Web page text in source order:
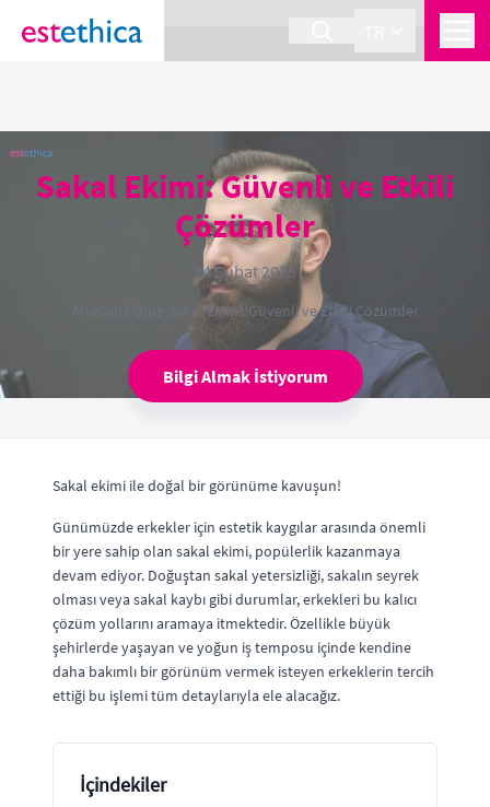
section Service {
Sakal Ekimi: Güvenli ve Etkili
Çözümler
24 Şubat 2025
Anasayfa Blog Sakal Ekimi: Güvenli ve Etkili Çözümler
Bilgi Almak İstiyorum
Sakal ekimi ile doğal bir görünüme kavuşun!
Günümüzde erkekler için estetik kaygılar arasında önemli
bir yere sahip olan sakal ekimi, popülerlik kazanmaya
devam ediyor. Doğuştan sakal yetersizliği, sakalın seyrek
olması veya sakal kaybı gibi durumlar, erkekleri bu kalıcı
çözüm yollarını aramaya itmektedir. Özellikle büyük
şehirlerde yaşayan ve yoğun iş temposu içinde kendine
daha bakımlı bir görünüm vermek isteyen erkeklerin tercih
ettiği bu işlemi tüm detaylarıyla ele alacağız.
İçindekiler